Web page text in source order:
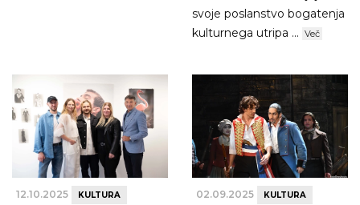
svoje poslanstvo bogatenja
kulturnega utripa ... Več
12.10.2025 KULTURA 02.09.2025 KULTURA